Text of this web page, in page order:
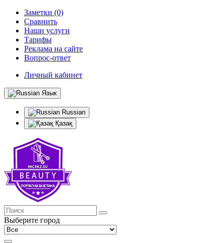
Заметки (0)
Сравнить
Наши услуги
Тарифы
Реклама на сайте
Вопрос-ответ
Личный кабинет
Язык
Russian
Қазақ
Выберите город